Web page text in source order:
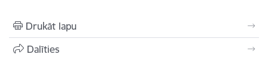
Drukāt lapu
Dalīties